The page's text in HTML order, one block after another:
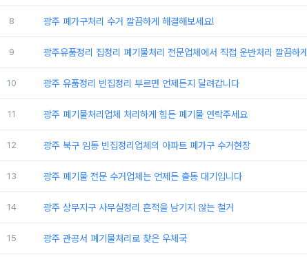
8 광주 폐가구처리 수거 깔끔하게 해결해보세요!
9 광주유품정리 집정리 폐기물처리 전문업체에서 직접 운반처리 깔끔하
10 광주 유품정리 빈집정리 부르면 언제든지 달려갑니다
11 광주 폐기물처리업체 처리하게 힘든 폐기물 연락주세요
12 광주 북구 임동 빈집정리업체의 아파트 폐가구 수거현장
13 광주 폐기물 전문 수거업체는 언제든 출동 대기입니다
14 광주 상무지구 사무실정리 흔적을 남기지 않는 철거
15 광주 관공서 폐기물처리로 찾은 우체국